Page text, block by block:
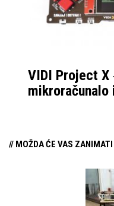
VIDI Project X
mikroračunalo
// MOŽDA ĆE VAS ZANIMATI